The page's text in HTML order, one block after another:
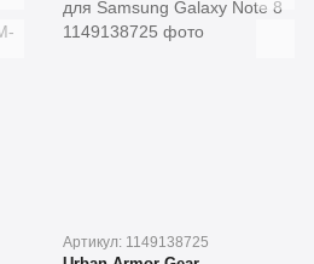
Артикул: 1149138725